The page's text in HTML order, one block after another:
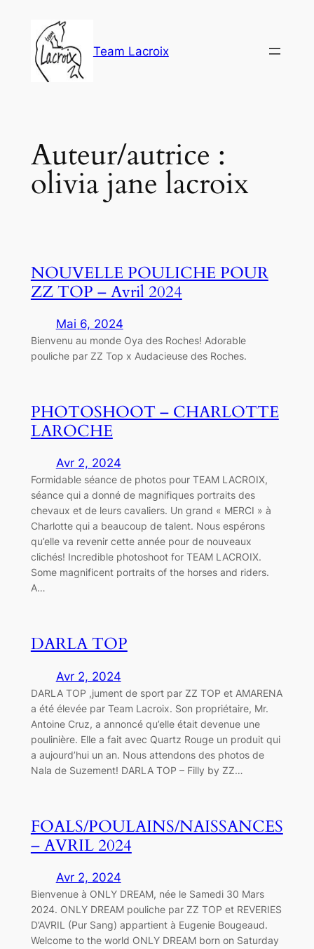
contenu
Team Lacroix
Auteur/autrice :
olivia jane lacroix
NOUVELLE POULICHE POUR
ZZ TOP – Avril 2024
Mai 6, 2024
Bienvenu au monde Oya des Roches! Adorable
pouliche par ZZ Top x Audacieuse des Roches.
PHOTOSHOOT – CHARLOTTE
LAROCHE
Avr 2, 2024
Formidable séance de photos pour TEAM LACROIX,
séance qui a donné de magnifiques portraits des
chevaux et de leurs cavaliers. Un grand « MERCI » à
Charlotte qui a beaucoup de talent. Nous espérons
qu’elle va revenir cette année pour de nouveaux
clichés! Incredible photoshoot for TEAM LACROIX.
Some magnificent portraits of the horses and riders.
A…
DARLA TOP
Avr 2, 2024
DARLA TOP ,jument de sport par ZZ TOP et AMARENA
a été élevée par Team Lacroix. Son propriétaire, Mr.
Antoine Cruz, a annoncé qu’elle était devenue une
poulinière. Elle a fait avec Quartz Rouge un produit qui
a aujourd’hui un an. Nous attendons des photos de
Nala de Suzement! DARLA TOP – Filly by ZZ…
FOALS/POULAINS/NAISSANCES
– AVRIL 2024
Avr 2, 2024
Bienvenue à ONLY DREAM, née le Samedi 30 Mars
2024. ONLY DREAM pouliche par ZZ TOP et REVERIES
D’AVRIL (Pur Sang) appartient à Eugenie Bougeaud.
Welcome to the world ONLY DREAM born on Saturday